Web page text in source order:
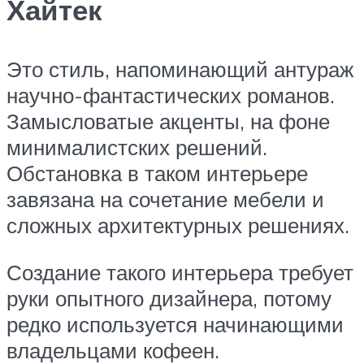
Хайтек
Это стиль, напоминающий антураж
научно-фантастических романов.
Замысловатые акценты, на фоне
минималистских решений.
Обстановка в таком интерьере
завязана на сочетание мебели и
сложных архитектурных решениях.
Создание такого интерьера требует
руки опытного дизайнера, потому
редко используется начинающими
владельцами кофеен.